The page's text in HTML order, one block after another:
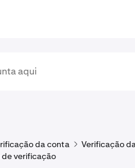
da conta
Verificação
verificação